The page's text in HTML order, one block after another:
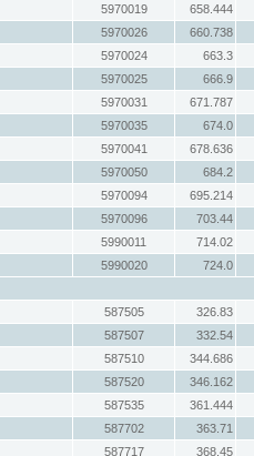
5970019
658.444
5970026
660.738
5970024
663.3
5970025
666.9
5970031
671.787
5970035
674.0
5970041
678.636
5970050
684.2
5970094
695.214
5970096
703.44
5990011
714.02
5990020
724.0
587505
326.83
587507
332.54
587510
344.686
587520
346.162
587535
361.444
587702
363.71
587717 368.45